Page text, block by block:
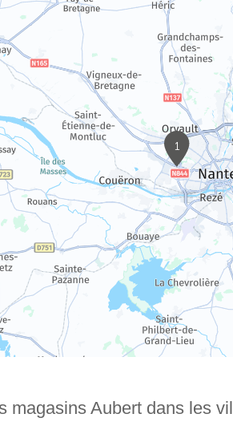
1
magasins Aubert dans les